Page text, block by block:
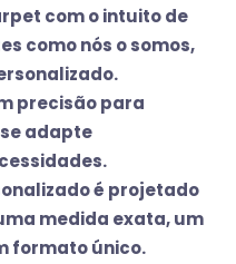
com o intuito de
como nós o somos,
precisão para
adapte
é projetado
medida exata, um
formato único.